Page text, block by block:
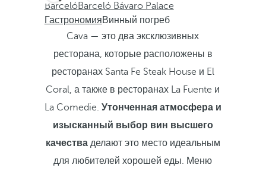
BarcelóBarceló Bávaro Palace
ГастрономияВинный погреб
Cava — это два эксклюзивных
ресторана, которые расположены в
ресторанах Santa Fe Steak House и El
Coral, а также в ресторанах La Fuente и
La Comedie. Утонченная атмосфера и
изысканный выбор вин высшего
качестваделают это место идеальным
для любителей хорошей еды. Меню